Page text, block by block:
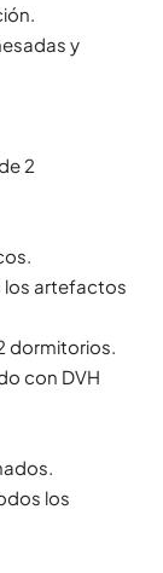
y
2
artefactos
dormitorios.
con DVH
los